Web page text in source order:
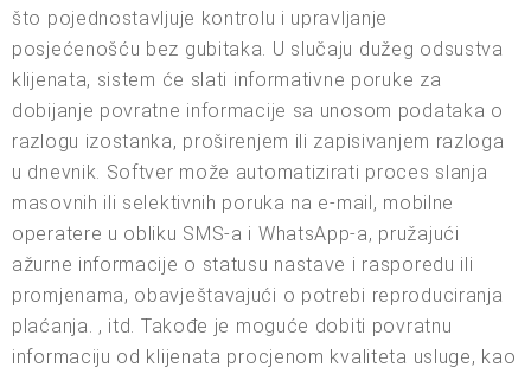
što pojednostavljuje kontrolu i upravljanje
posjećenošću bez gubitaka. U slučaju dužeg odsustva
klijenata, sistem će slati informativne poruke za
dobijanje povratne informacije sa unosom podataka o
razlogu izostanka, proširenjem ili zapisivanjem razloga
u dnevnik. Softver može automatizirati proces slanja
masovnih ili selektivnih poruka na e-mail, mobilne
operatere u obliku SMS-a i WhatsApp-a, pružajući
ažurne informacije o statusu nastave i rasporedu ili
promjenama, obavještavajući o potrebi reproduciranja
plaćanja. , itd. Takođe je moguće dobiti povratnu
informaciju od klijenata procjenom kvaliteta usluge, kao